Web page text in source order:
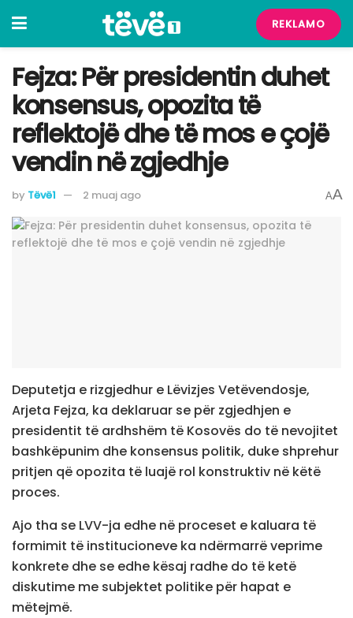
REKLAMO
Fejza: Për presidentin duhet
konsensus, opozita të
reflektojë dhe të mos e çojë
vendin në zgjedhje
by Tëvë1 2 muaj ago AA
Deputetja e rizgjedhur e Lëvizjes Vetëvendosje,
Arjeta Fejza, ka deklaruar se për zgjedhjen e
presidentit të ardhshëm të Kosovës do të nevojitet
bashkëpunim dhe konsensus politik, duke shprehur
pritjen që opozita të luajë rol konstruktiv në këtë
proces.
Ajo tha se LVV-ja edhe në proceset e kaluara të
formimit të institucioneve ka ndërmarrë veprime
konkrete dhe se edhe kësaj radhe do të ketë
diskutime me subjektet politike për hapat e
mëtejmë.